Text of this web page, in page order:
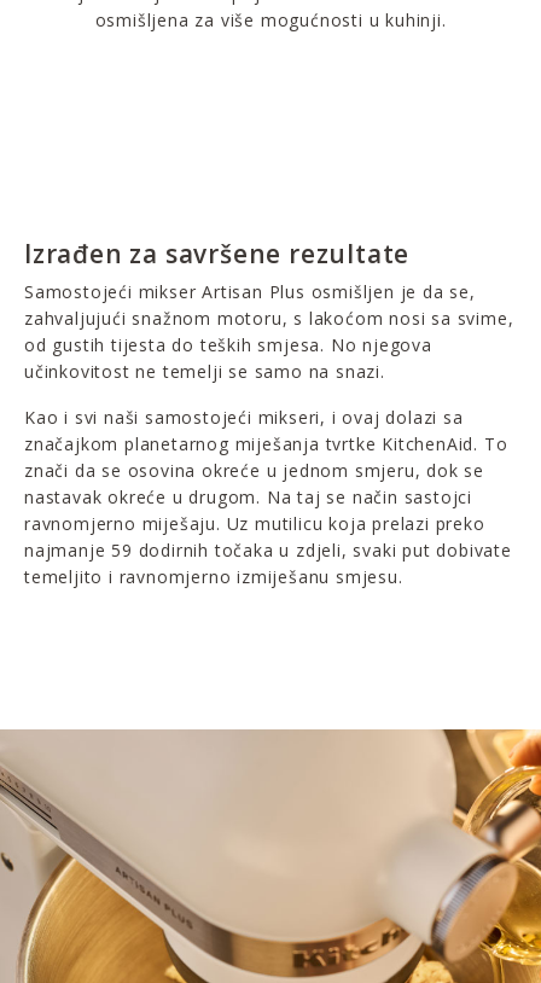
osmišljena za više mogućnosti u kuhinji.
Izrađen za savršene rezultate
Samostojeći mikser Artisan Plus osmišljen je da se,
zahvaljujući snažnom motoru, s lakoćom nosi sa svime,
od gustih tijesta do teških smjesa. No njegova
učinkovitost ne temelji se samo na snazi.
Kao i svi naši samostojeći mikseri, i ovaj dolazi sa
značajkom planetarnog miješanja tvrtke KitchenAid. To
znači da se osovina okreće u jednom smjeru, dok se
nastavak okreće u drugom. Na taj se način sastojci
ravnomjerno miješaju. Uz mutilicu koja prelazi preko
najmanje 59 dodirnih točaka u zdjeli, svaki put dobivate
temeljito i ravnomjerno izmiješanu smjesu.